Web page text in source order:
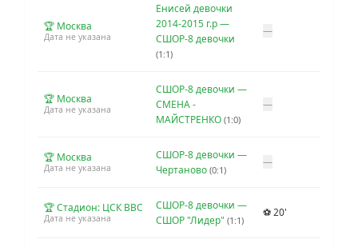
🏆 Москва
Дата не указана
Енисей девочки
2014-2015 г.р —
СШОР-8 девочки
(1:1)
—
🏆 Москва
Дата не указана
СШОР-8 девочки —
СМЕНА -
МАЙСТРЕНКО (1:0)
—
🏆 Москва
Дата не указана
СШОР-8 девочки —
Чертаново (0:1)
—
🏆 Стадион: ЦСК ВВС
Дата не указана
СШОР-8 девочки —
СШОР "Лидер" (1:1)
⚽ 20'